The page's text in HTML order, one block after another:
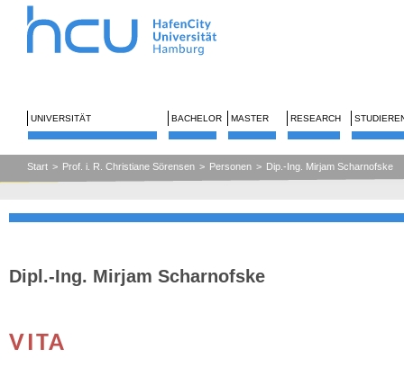
UNIVERSITÄT BACHELOR MASTER RESEARCH
Start > Prof. i. R. Christiane Sörensen > Personen > Dip.-Ing. Mirjam Scharnofske
Dipl.-Ing. Mirjam Scharnofske
VITA